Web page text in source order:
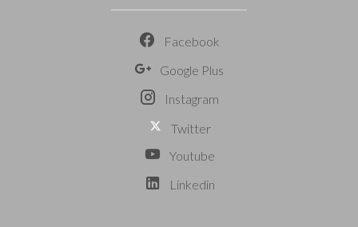
Facebook
Google Plus
Instagram
Twitter
Youtube
Linkedin